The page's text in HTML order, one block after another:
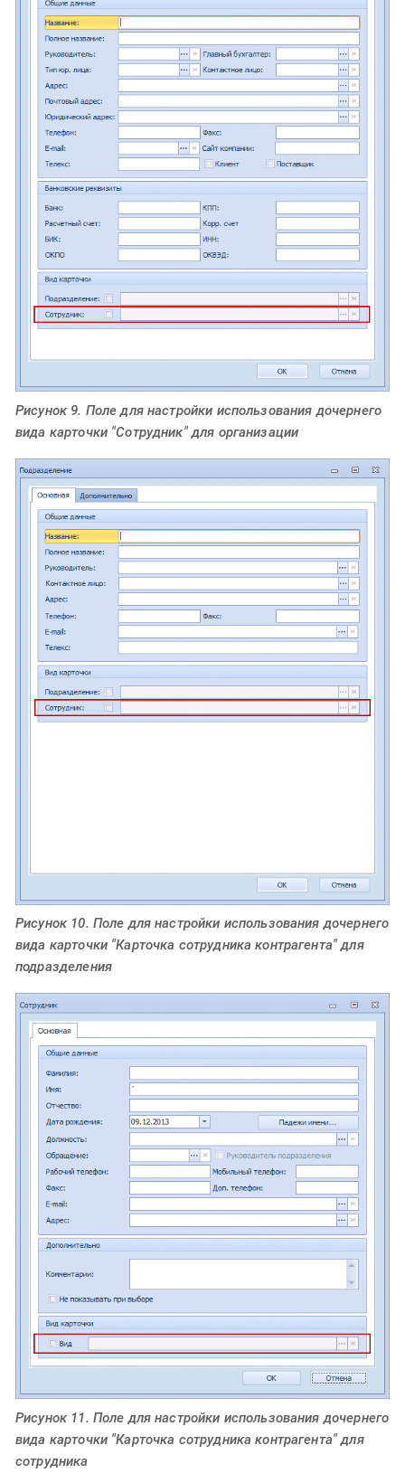
Рисунок 9. Поле для настройки использования дочернего
вида карточки "Сотрудник" для организации
Рисунок 10. Поле для настройки использования дочернего
вида карточки "Карточка сотрудника контрагента" для
подразделения
Рисунок 11. Поле для настройки использования дочернего
вида карточки "Карточка сотрудника контрагента" для
сотрудника